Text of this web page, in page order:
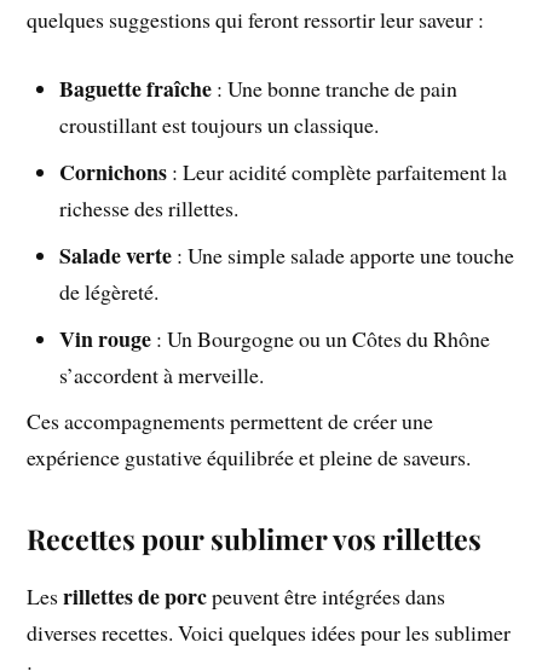
quelques suggestions qui feront ressortir leur saveur :
Baguette fraîche : Une bonne tranche de pain
croustillant est toujours un classique.
Cornichons : Leur acidité complète parfaitement la
richesse des rillettes.
Salade verte : Une simple salade apporte une touche
de légèreté.
Vin rouge : Un Bourgogne ou un Côtes du Rhône
s’accordent à merveille.
Ces accompagnements permettent de créer une
expérience gustative équilibrée et pleine de saveurs.
Recettes pour sublimer vos rillettes
Lesrillettes de porcpeuvent être intégrées dans
diverses recettes. Voici quelques idées pour les sublimer